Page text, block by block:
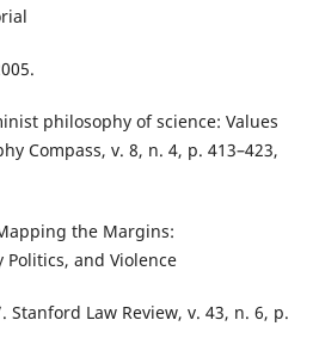
philosophy of science: Values
Compass, v. 8, n. 4, p. 413–423,
the Margins:
and Violence
Stanford Law Review, v. 43, n. 6, p.